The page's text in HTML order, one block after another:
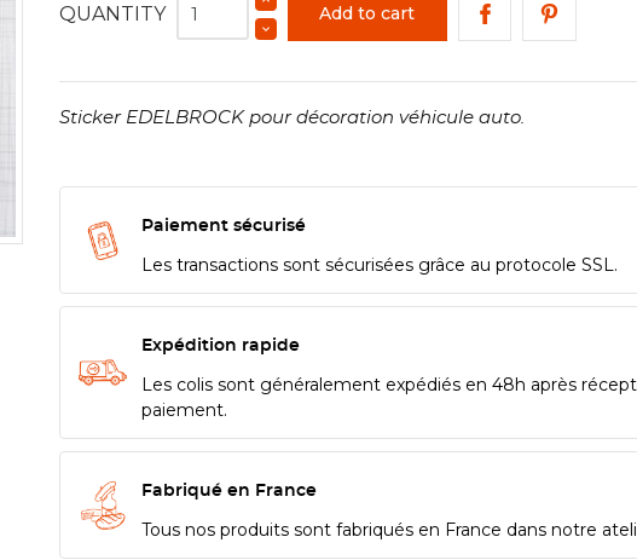
QUANTITY Add to cart
Sticker EDELBROCK pour décoration véhicule auto.
Paiement sécurisé
Les transactions sont sécurisées grâce au protocole SSL.
Expédition rapide
Les colis sont généralement expédiés en 48h après
paiement.
Fabriqué en France
Tous nos produits sont fabriqués en France dans notre